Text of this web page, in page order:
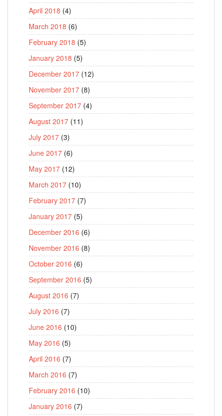
April 2018 (4)
March 2018 (6)
February 2018 (5)
January 2018 (5)
December 2017 (12)
November 2017 (8)
September 2017 (4)
August 2017 (11)
July 2017 (3)
June 2017 (6)
May 2017 (12)
March 2017 (10)
February 2017 (7)
January 2017 (5)
December 2016 (6)
November 2016 (8)
October 2016 (6)
September 2016 (5)
August 2016 (7)
July 2016 (7)
June 2016 (10)
May 2016 (5)
April 2016 (7)
March 2016 (7)
February 2016 (10)
January 2016 (7)